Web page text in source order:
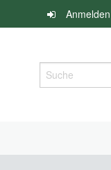
Anmelden
Suche